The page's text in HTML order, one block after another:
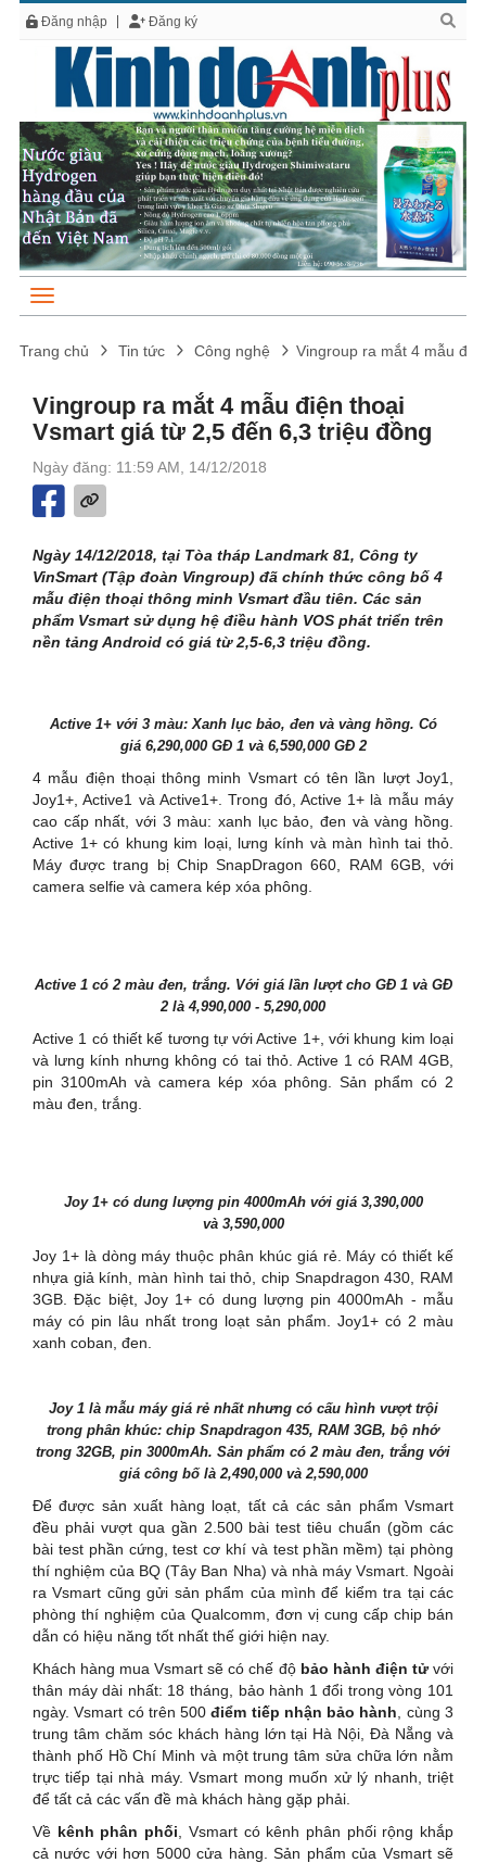
Đăng nhập Đăng ký
Trang chủ Tin tức Công nghệ Vingroup ra mắt 4 mẫu
Vingroup ra mắt 4 mẫu điện thoại
Vsmart giá từ 2,5 đến 6,3 triệu đồng
Ngày đăng: 11:59 AM, 14/12/2018
Ngày 14/12/2018, tại Tòa tháp Landmark 81, Công ty
VinSmart (Tập đoàn Vingroup) đã chính thức công bố 4
mẫu điện thoại thông minh Vsmart đầu tiên. Các sản
phẩm Vsmart sử dụng hệ điều hành VOS phát triển trên
nền tảng Android có giá từ 2,5-6,3 triệu đồng.
Active 1+ với 3 màu: Xanh lục bảo, đen và vàng hồng. Có
giá 6,290,000 GĐ 1 và 6,590,000 GĐ 2
4 mẫu điện thoại thông minh Vsmart có tên lần lượt Joy1,
Joy1+, Active1 và Active1+. Trong đó, Active 1+ là mẫu máy
cao cấp nhất, với 3 màu: xanh lục bảo, đen và vàng hồng.
Active 1+ có khung kim loại, lưng kính và màn hình tai thỏ.
Máy được trang bị Chip SnapDragon 660, RAM 6GB, với
camera selfie và camera kép xóa phông.
Active 1 có 2 màu đen, trắng. Với giá lần lượt cho GĐ 1 và GĐ
2 là 4,990,000 - 5,290,000
Active 1 có thiết kế tương tự với Active 1+, với khung kim loại
và lưng kính nhưng không có tai thỏ. Active 1 có RAM 4GB,
pin 3100mAh và camera kép xóa phông. Sản phẩm có 2
màu đen, trắng.
Joy 1+ có dung lượng pin 4000mAh với giá 3,390,000
và 3,590,000
Joy 1+ là dòng máy thuộc phân khúc giá rẻ. Máy có thiết kế
nhựa giả kính, màn hình tai thỏ, chip Snapdragon 430, RAM
3GB. Đặc biệt, Joy 1+ có dung lượng pin 4000mAh - mẫu
máy có pin lâu nhất trong loạt sản phẩm. Joy1+ có 2 màu
xanh coban, đen.
Joy 1 là mẫu máy giá rẻ nhất nhưng có cấu hình vượt trội
trong phân khúc: chip Snapdragon 435, RAM 3GB, bộ nhớ
trong 32GB, pin 3000mAh. Sản phẩm có 2 màu đen, trắng với
giá công bố là 2,490,000 và 2,590,000
Để được sản xuất hàng loạt, tất cả các sản phẩm Vsmart
đều phải vượt qua gần 2.500 bài test tiêu chuẩn (gồm các
bài test phần cứng, test cơ khí và test phần mềm) tại phòng
thí nghiệm của BQ (Tây Ban Nha) và nhà máy Vsmart. Ngoài
ra Vsmart cũng gửi sản phẩm của mình để kiểm tra tại các
phòng thí nghiệm của Qualcomm, đơn vị cung cấp chip bán
dẫn có hiệu năng tốt nhất thế giới hiện nay.
Khách hàng mua Vsmart sẽ có chế độbảo hành điện tửvới
thân máy dài nhất: 18 tháng, bảo hành 1 đổi trong vòng 101
ngày. Vsmart có trên 500điểm tiếp nhận bảo hành , cùng 3
trung tâm chăm sóc khách hàng lớn tại Hà Nội, Đà Nẵng và
thành phố Hồ Chí Minh và một trung tâm sửa chữa lớn nằm
trực tiếp tại nhà máy. Vsmart mong muốn xử lý nhanh, triệt
để tất cả các vấn đề mà khách hàng gặp phải.
Về kênh phân phối , Vsmart có kênh phân phối rộng khắp
cả nước với hơn 5000 cửa hàng. Sản phẩm của Vsmart sẽ